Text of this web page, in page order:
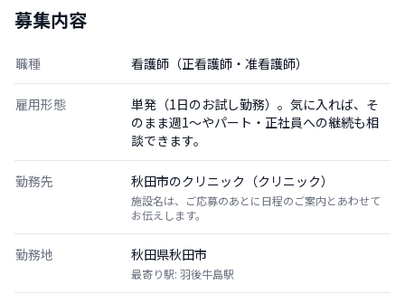
募集内容
職種 看護師（正看護師・准看護師）
雇用形態
単発（1日のお試し勤務）。気に入れば、そ
のまま週1〜やパート・正社員への継続も相
談できます。
勤務先 秋田市のクリニック（クリニック）
施設名は、ご応募のあとに日程のご案内とあわせて
お伝えします。
勤務地 秋田県秋田市
最寄り駅: 羽後牛島駅